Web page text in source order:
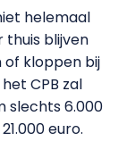
helemaal
thuis blijven
of kloppen bij
CPB zal
slechts 6.000
euro.